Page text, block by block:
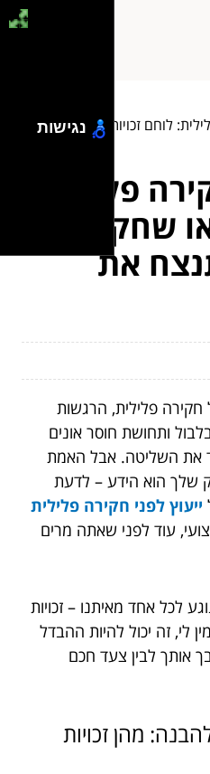
לוחם זכויות או שחקן
פלילית:
שחקן
את
פלילית, הרגשות
ותחושת חוסר אונים
את השליטה. אבל האמת
שלך הוא הידע – לדעת
ייעוץ לפני חקירה פלילית
עוד לפני שאתה מרים
לכל אחד מאיתנו – זכויות
לי, זה יכול להיות ההבדל
אותך לבין צעד חכם
מהן זכויות
נגישות